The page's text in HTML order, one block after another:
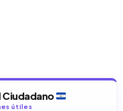
Ciudadano
útiles